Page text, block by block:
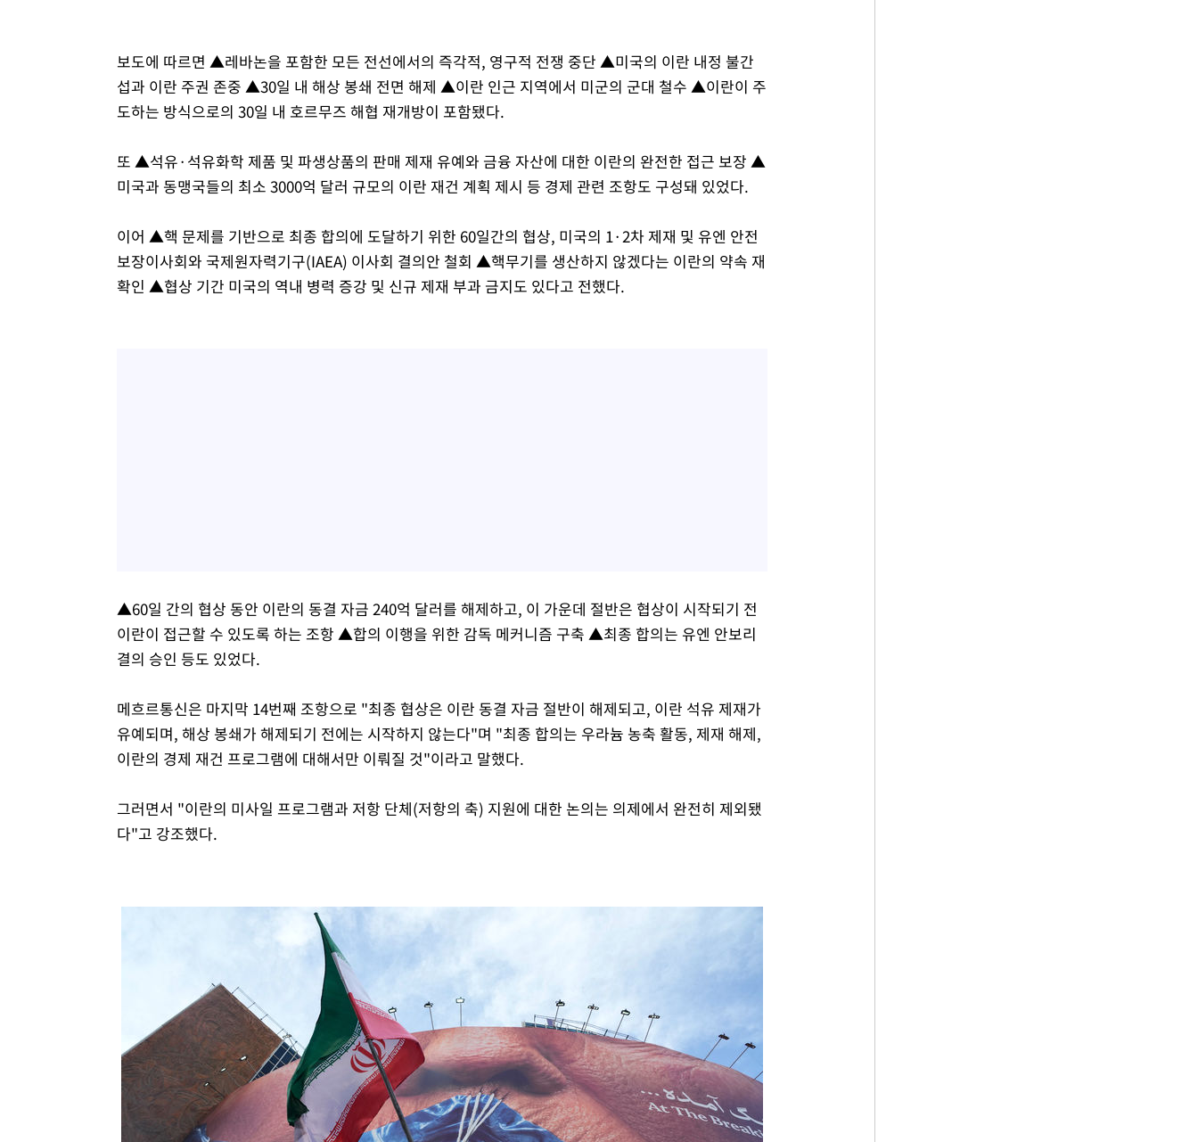
보도에 따르면 ▲레바논을 포함한 모든 전선에서의 즉각적, 영구적 전쟁 중단 ▲미국의 이란 내정 불간
섭과 이란 주권 존중 ▲30일 내 해상 봉쇄 전면 해제 ▲이란 인근 지역에서 미군의 군대 철수 ▲이란이 주
도하는 방식으로의 30일 내 호르무즈 해협 재개방이 포함됐다.
또 ▲석유·석유화학 제품 및 파생상품의 판매 제재 유예와 금융 자산에 대한 이란의 완전한 접근 보장 ▲
미국과 동맹국들의 최소 3000억 달러 규모의 이란 재건 계획 제시 등 경제 관련 조항도 구성돼 있었다.
이어 ▲핵 문제를 기반으로 최종 합의에 도달하기 위한 60일간의 협상, 미국의 1·2차 제재 및 유엔 안전
보장이사회와 국제원자력기구(IAEA) 이사회 결의안 철회 ▲핵무기를 생산하지 않겠다는 이란의 약속 재
확인 ▲협상 기간 미국의 역내 병력 증강 및 신규 제재 부과 금지도 있다고 전했다.
▲60일 간의 협상 동안 이란의 동결 자금 240억 달러를 해제하고, 이 가운데 절반은 협상이 시작되기 전
이란이 접근할 수 있도록 하는 조항 ▲합의 이행을 위한 감독 메커니즘 구축 ▲최종 합의는 유엔 안보리
결의 승인 등도 있었다.
메흐르통신은 마지막 14번째 조항으로 "최종 협상은 이란 동결 자금 절반이 해제되고, 이란 석유 제재가
유예되며, 해상 봉쇄가 해제되기 전에는 시작하지 않는다"며 "최종 합의는 우라늄 농축 활동, 제재 해제,
이란의 경제 재건 프로그램에 대해서만 이뤄질 것"이라고 말했다.
그러면서 "이란의 미사일 프로그램과 저항 단체(저항의 축) 지원에 대한 논의는 의제에서 완전히 제외됐
다"고 강조했다.